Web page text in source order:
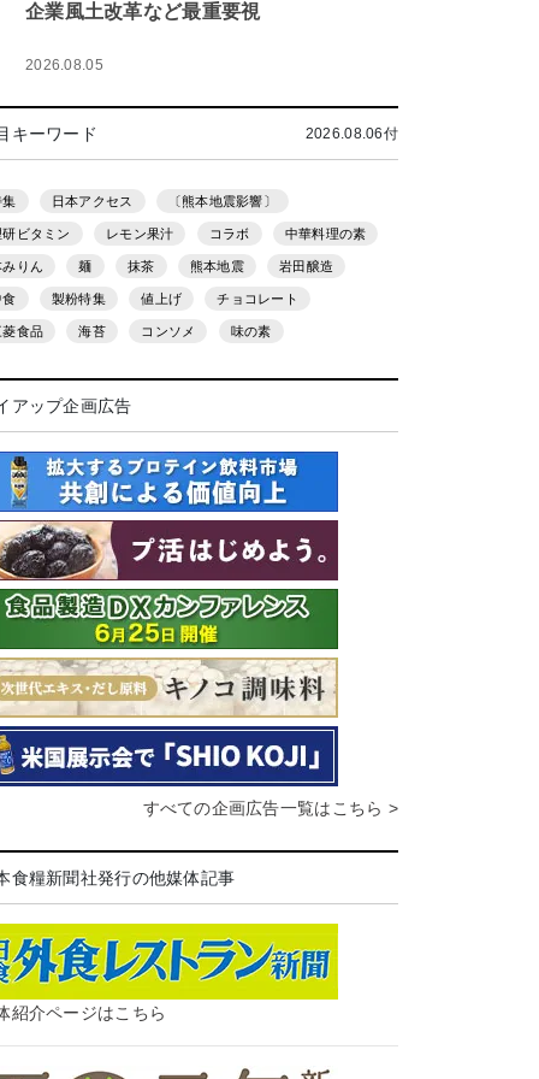
企業風土改革など最重要視
2026.08.05
キーワード 2026.08.06付
集 日本アクセス 〔熊本地震影響〕
研ビタミン レモン果汁 コラボ 中華料理の素
みりん 麺 抹茶 熊本地震 岩田醸造
食 製粉特集 値上げ チョコレート
菱食品 海苔 コンソメ 味の素
アップ企画広告
すべての企画広告一覧はこちら >
食糧新聞社発行の他媒体記事
紹介ページはこちら